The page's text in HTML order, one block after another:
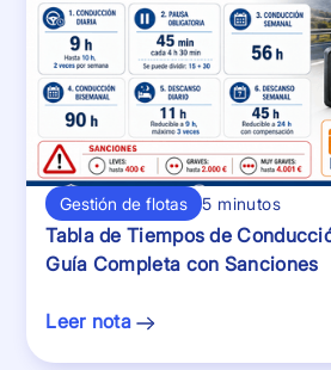
Gestión de flotas 5 minutos
Tabla de Tiempos de
Guía Completa con Sanciones
Leer nota